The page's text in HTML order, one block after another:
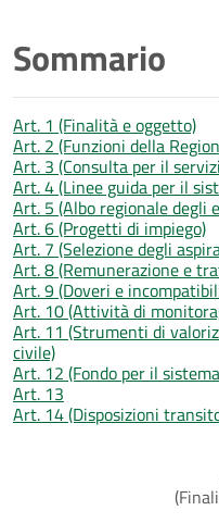
Sommario
Art. 1 (Finalità e oggetto)
Art. 2 (Funzioni della
Art. 3 (Consulta per il
Art. 4 (Linee guida per il
Art. 5 (Albo regionale degli
Art. 6 (Progetti di impiego)
Art. 7 (Selezione degli
Art. 8 (Remunerazione e
Art. 9 (Doveri e
Art. 10 (Attività di
Art. 11 (Strumenti di
civile)
Art. 12 (Fondo per il
Art. 13
Art. 14 (Disposizioni